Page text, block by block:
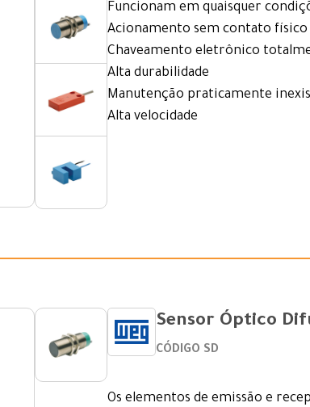
Funcionam em quaisquer
Acionamento sem contato físico
Chaveamento eletrônico
Alta durabilidade
Manutenção praticamente
Alta velocidade
Sensor Óptico
CÓDIGO SD
Os elementos de emissão e